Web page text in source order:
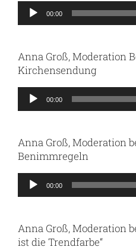
Audio-
Player
00:00
Anna Groß, Moderation
Kirchensendung
Audio-
Player
00:00
Anna Groß, Moderation
Benimmregeln
Audio-
Player
00:00
Anna Groß, Moderation
ist die Trendfarbe“